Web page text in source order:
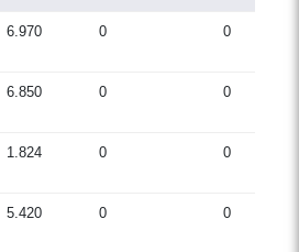
6.970 0 0
6.850 0 0
1.824 0 0
5.420 0 0